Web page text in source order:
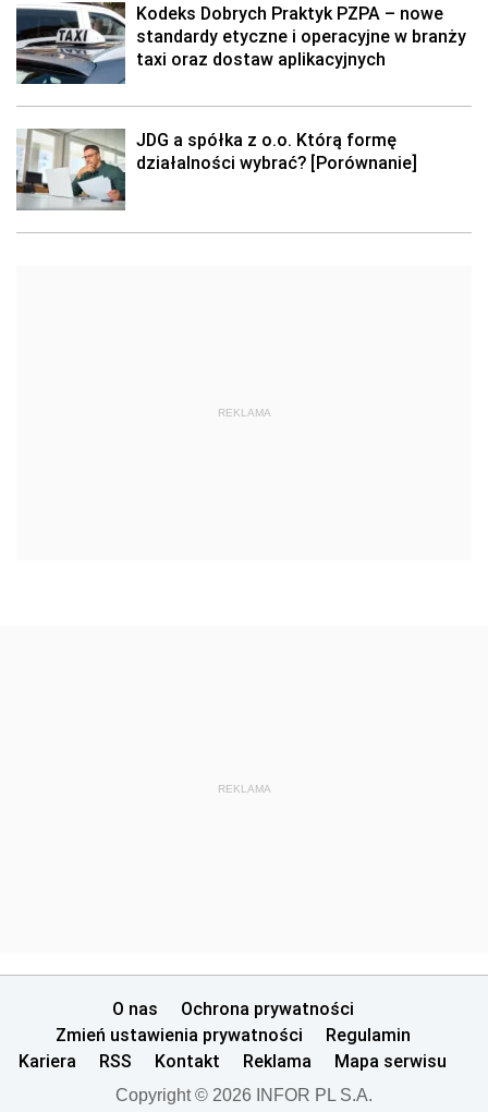
Kodeks Dobrych Praktyk PZPA – nowe
standardy etyczne i operacyjne w branży
taxi oraz dostaw aplikacyjnych
JDG a spółka z o.o. Którą formę
działalności wybrać? [Porównanie]
REKLAMA
REKLAMA
O nas
Ochrona prywatności
Zmień ustawienia prywatności
Regulamin
Kariera
RSS Kontakt Reklama Mapa serwisu
Copyright © 2026 INFOR PL S.A.